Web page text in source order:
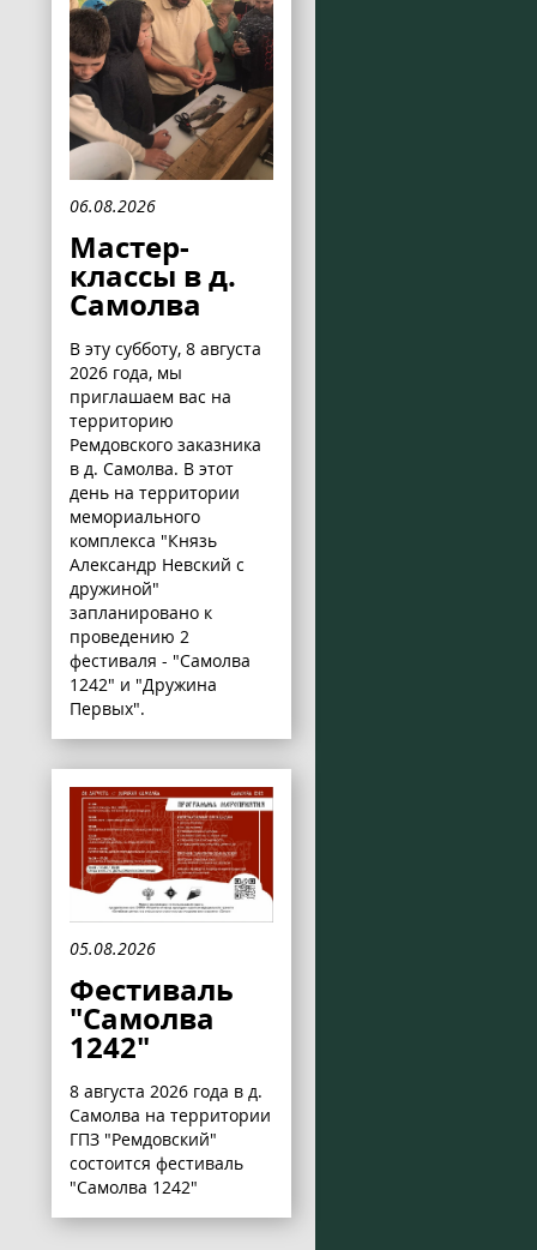
06.08.2026
Мастер-
классы в д.
Самолва
В эту субботу, 8 августа
2026 года, мы
приглашаем вас на
территорию
Ремдовского заказника
в д. Самолва. В этот
день на территории
мемориального
комплекса "Князь
Александр Невский с
дружиной"
запланировано к
проведению 2
фестиваля - "Самолва
1242" и "Дружина
Первых".
05.08.2026
Фестиваль
"Самолва
1242"
8 августа 2026 года в д.
Самолва на территории
ГПЗ "Ремдовский"
состоится фестиваль
"Самолва 1242"